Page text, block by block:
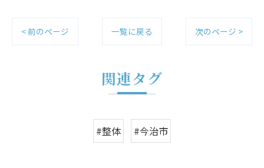
< 前のページ 一覧に戻る 次のページ >
関連タグ
#整体 #今治市